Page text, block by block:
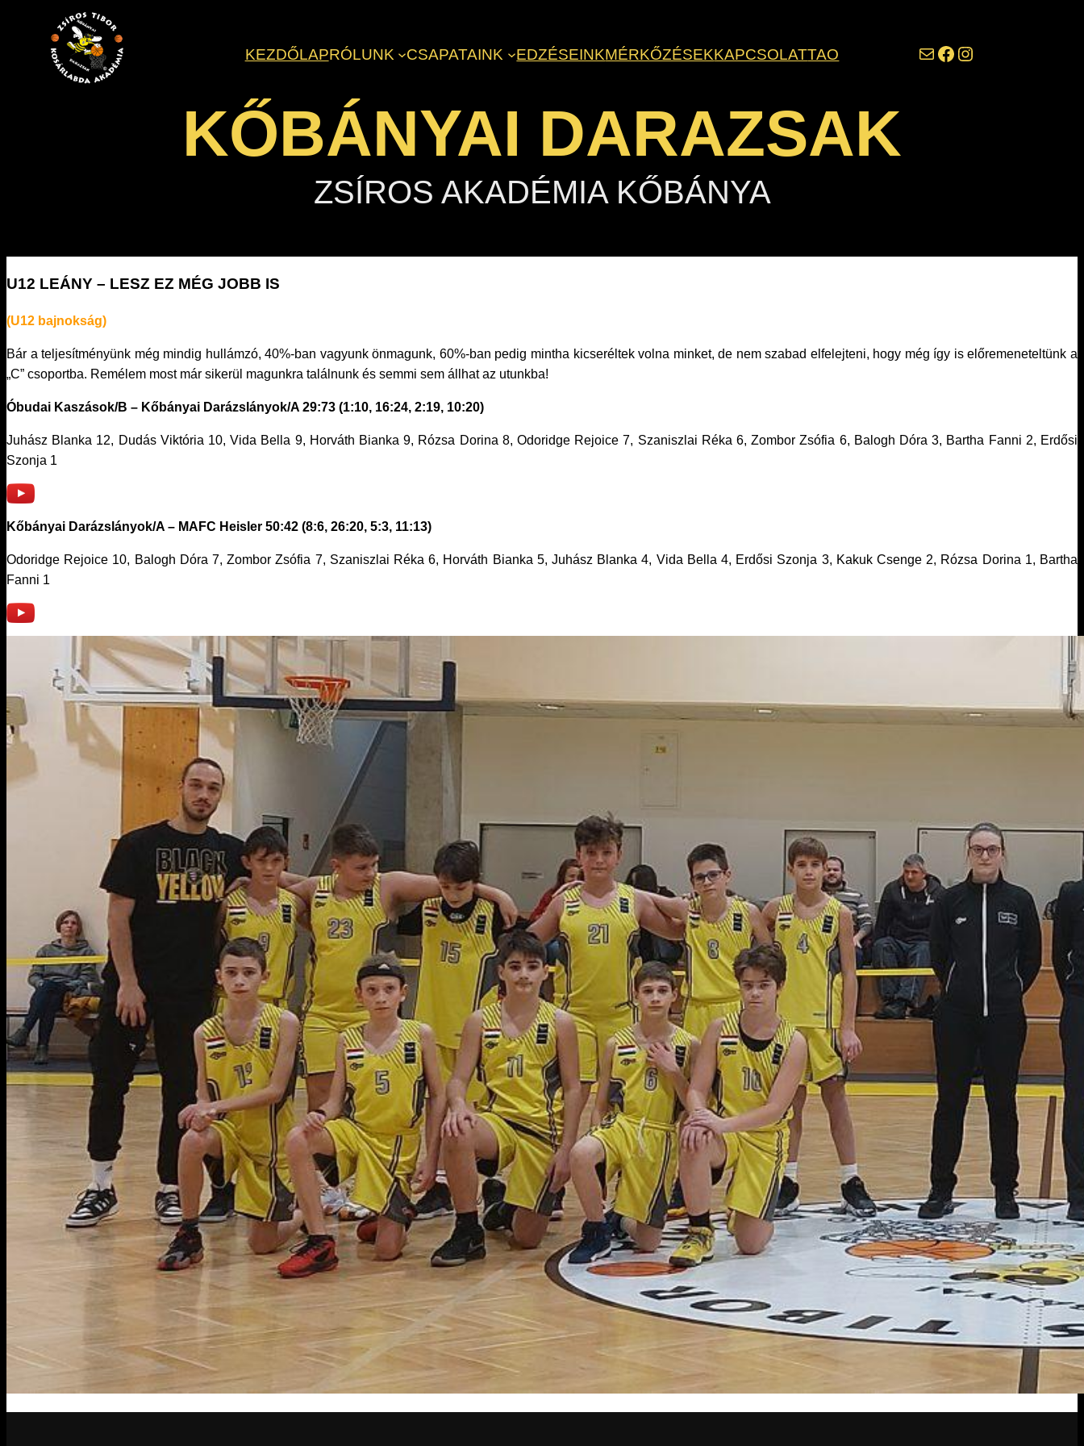
tartalomhoz
KEZDŐLAPRÓLUNK CSAPATAINK EDZÉSEINKMÉRKŐZÉSEKKAPCSOLATTAO darazsak@darazsak.hu @kobanyaidarazsak @darazsak
KŐBÁNYAI DARAZSAK
ZSÍROS AKADÉMIA KŐBÁNYA
U12 LEÁNY – LESZ EZ MÉG JOBB IS
(U12 bajnokság)
Bár a teljesítményünk még mindig hullámzó, 40%-ban vagyunk önmagunk, 60%-ban pedig mintha kicseréltek volna minket, de nem szabad elfelejteni, hogy még így is előremeneteltünk a
„C” csoportba. Remélem most már sikerül magunkra találnunk és semmi sem állhat az utunkba!
Óbudai Kaszások/B – Kőbányai Darázslányok/A 29:73 (1:10, 16:24, 2:19, 10:20)
Juhász Blanka 12, Dudás Viktória 10, Vida Bella 9, Horváth Bianka 9, Rózsa Dorina 8, Odoridge Rejoice 7, Szaniszlai Réka 6, Zombor Zsófia 6, Balogh Dóra 3, Bartha Fanni 2, Erdősi
Szonja 1
Kőbányai Darázslányok/A – MAFC Heisler 50:42 (8:6, 26:20, 5:3, 11:13)
Odoridge Rejoice 10, Balogh Dóra 7, Zombor Zsófia 7, Szaniszlai Réka 6, Horváth Bianka 5, Juhász Blanka 4, Vida Bella 4, Erdősi Szonja 3, Kakuk Csenge 2, Rózsa Dorina 1, Bartha
Fanni 1